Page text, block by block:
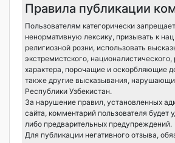
Правила публикации
Пользователям категорически
ненормативную лексику, призывать к
религиозной розни, использовать
экстремистского, националистического,
характера, порочащие и оскорбляющие
также другие высказывания,
Республики Узбекистан.
За нарушение правил, установленных
сайта, комментарий пользователя будет
либо предварительных предупреждений.
Для публикации негативного отзыва,